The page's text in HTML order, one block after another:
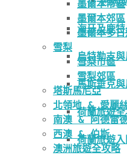
海牙及鹿
烏特勒支
馬斯垂克
荷蘭旅遊
荷蘭旅遊入
墨爾本市區
墨爾本郊區
墨爾本多
雪梨
雪梨市區
雪梨郊區
塔斯馬尼亞
北領地 & 愛麗
南澳 & 阿德雷
西澳 & 伯斯
澳洲旅遊全攻略